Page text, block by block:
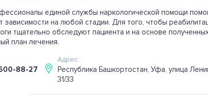
единой службы наркологической помощи
зависимости на любой стадии. Для того, чтобы
тщательно обследуют пациента и на основе
план лечения.
88-27
Адрес:
Республика Башкортостан, Уфа, улица
31/33